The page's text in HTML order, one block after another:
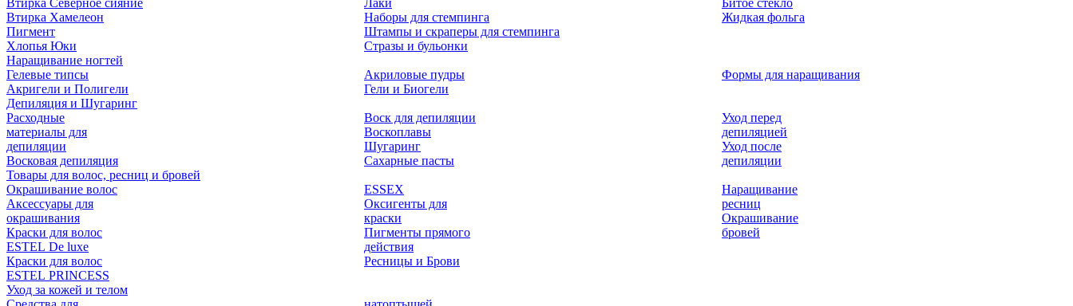
Втирка Северное сияние
Втирка Хамелеон
Пигмент
Хлопья Юки
Лаки
Наборы для стемпинга
Штампы и скраперы для стемпинга
Стразы и бульонки
Битое стекло
Жидкая фольга
Наращивание ногтей
Гелевые типсы
Акригели и Полигели
Акриловые пудры
Гели и Биогели
Формы для наращивания
Депиляция и Шугаринг
Расходные
материалы для
депиляции
Восковая депиляция
Воск для депиляции
Воскоплавы
Шугаринг
Сахарные пасты
Уход перед
депиляцией
Уход после
депиляции
Товары для волос, ресниц и бровей
Окрашивание волос
Аксессуары для
окрашивания
Краски для волос
ESTEL De luxe
Краски для волос
ESTEL PRINCESS
ESSEX
Оксигенты для
краски
Пигменты прямого
действия
Ресницы и Брови
Наращивание
ресниц
Окрашивание
бровей
Уход за кожей и телом